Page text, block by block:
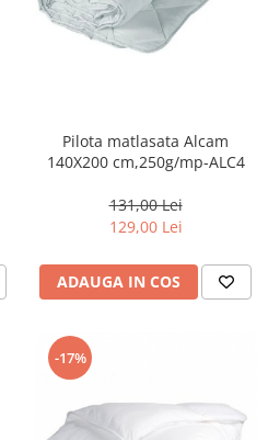
Pilota matlasata Alcam
140X200 cm,250g/mp-ALC4
131,00 Lei
129,00 Lei
ADAUGA IN COS
-17%